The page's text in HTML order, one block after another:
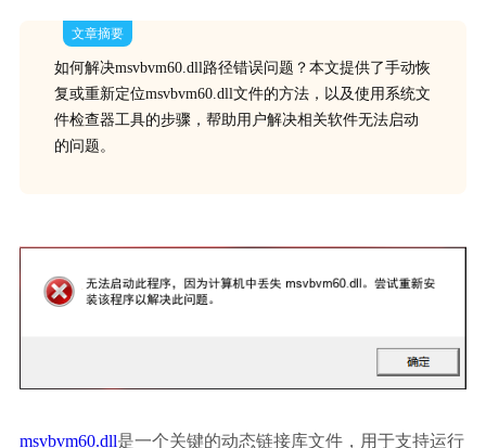
文章摘要
如何解决msvbvm60.dll路径错误问题？本文提供了手动恢
复或重新定位msvbvm60.dll文件的方法，以及使用系统文
件检查器工具的步骤，帮助用户解决相关软件无法启动
的问题。
msvbvm60.dll是一个关键的动态链接库文件，用于支持运行